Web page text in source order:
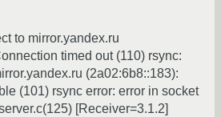
to mirror.yandex.ru
timed out (110) rsync:
(2a02:6b8::183):
(101) rsync error: error in socket
[Receiver=3.1.2]